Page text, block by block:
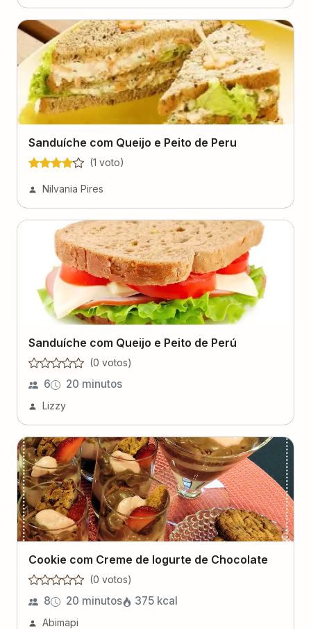
Sanduíche com Queijo e Peito de Peru
(1 voto)
Nilvania Pires
Sanduíche com Queijo e Peito de Perú
(0 votos)
6 20 minutos
Lizzy
Cookie com Creme de Iogurte de Chocolate
(0 votos)
8 20 minutos 375 kcal
Abimapi